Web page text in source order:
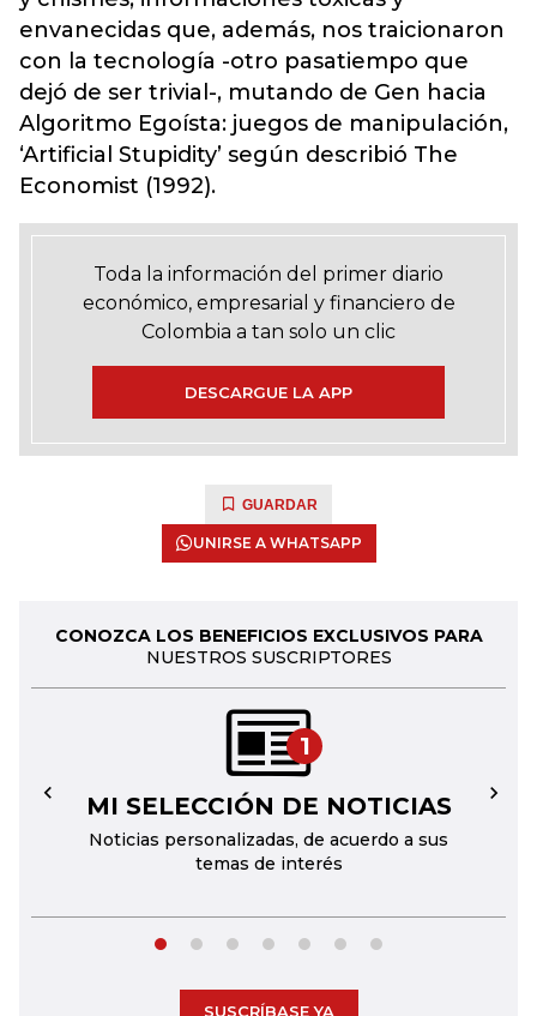
envanecidas que, además, nos traicionaron
con la tecnología -otro pasatiempo que
dejó de ser trivial-, mutando de Gen hacia
Algoritmo Egoísta: juegos de manipulación,
‘Artificial Stupidity’ según describió The
Economist (1992).
Toda la información del primer diario
económico, empresarial y financiero de
Colombia a tan solo un clic
DESCARGUE LA APP
GUARDAR
UNIRSE A WHATSAPP
CONOZCA LOS BENEFICIOS EXCLUSIVOS PARA
NUESTROS SUSCRIPTORES
1
MI SELECCIÓN DE NOTICIAS
Noticias personalizadas, de acuerdo a sus
temas de interés
← →
SUSCRÍBASE YA